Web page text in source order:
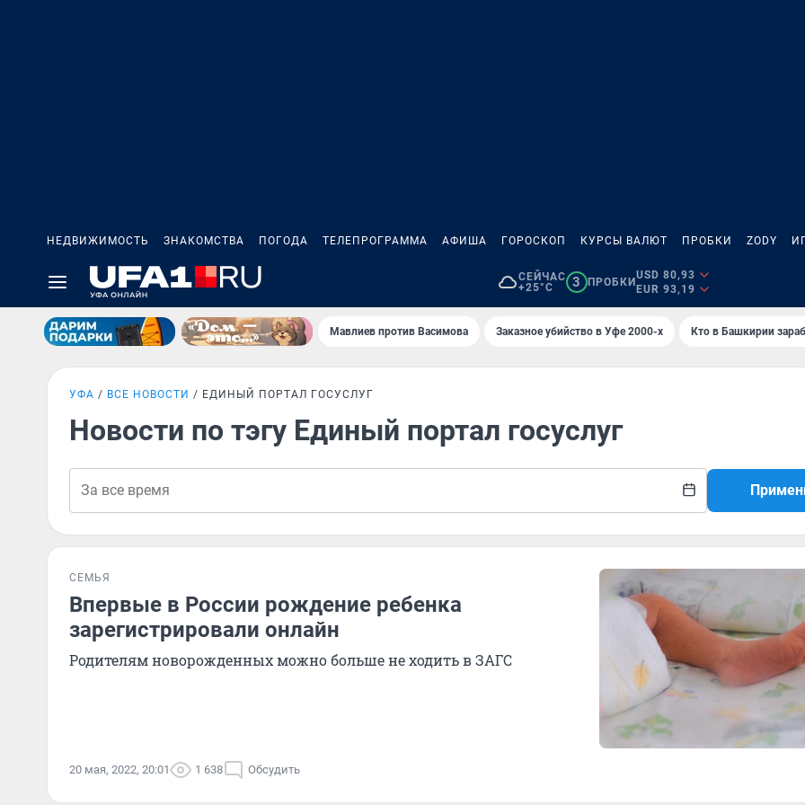
НЕДВИЖИМОСТЬ ЗНАКОМСТВА ПОГОДА ТЕЛЕПРОГРАММА АФИША ГОРОСКОП КУРСЫ ВАЛЮТ ПРОБКИ ZODY
СЕЙЧАС
+25°C
3 ПРОБКИ
USD 80,93
EUR 93,19
Мавлиев против Васимова Заказное убийство в Уфе 2000-х Кто в Башкирии
УФА ВСЕ НОВОСТИ ЕДИНЫЙ ПОРТАЛ ГОСУСЛУГ
Новости по тэгу Единый портал госуслуг
СЕМЬЯ
Впервые в России рождение ребенка
зарегистрировали онлайн
Родителям новорожденных можно больше не ходить в ЗАГС
20 мая, 2022, 20:01 1 638 Обсудить